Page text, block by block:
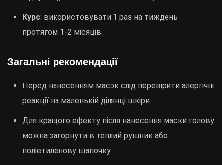
Курс: використовувати 1 раз на тиждень
протягом 1-2 місяців.
Загальні рекомендації
Перед нанесенням масок слід перевірити алергічні
реакції на маленькій ділянці шкіри.
Для кращого ефекту після нанесення маски голову
можна загорнути в теплий рушник або
поліетиленову шапочку.